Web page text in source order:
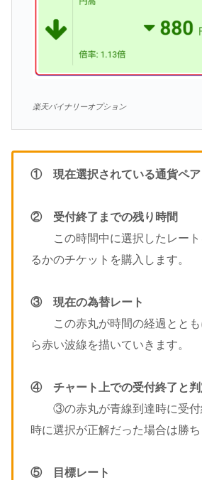
楽天バイナリーオプション
① 現在選択されている通貨ペア
② 受付終了までの残り時間
この時間中に選択したレート
るかのチケットを購入します。
③ 現在の為替レート
この赤丸が時間の経過ととも
ら赤い波線を描いていきます。
④ チャート上での受付終了と判
③の赤丸が青線到達時に受付
時に選択が正解だった場合は勝ち
⑤ 目標レート